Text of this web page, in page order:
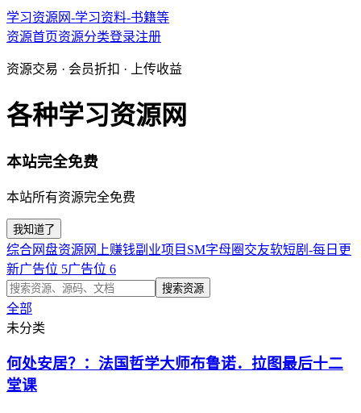
学习资源网-学习资料-书籍等
资源首页资源分类登录注册
资源交易 · 会员折扣 · 上传收益
各种学习资源网
本站完全免费
本站所有资源完全免费
我知道了
综合网盘资源 网上赚钱副业项目 SM字母圈交友软短剧-每日更
新广告位 5广告位 6
搜索资源
全部
未分类
何处安居？：法国哲学大师布鲁诺．拉图最后十二
堂课